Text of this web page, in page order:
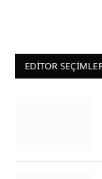
EDITOR